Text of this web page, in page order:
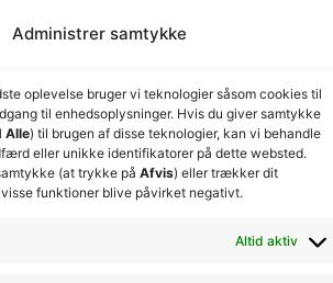
Administrer samtykke
oplevelse bruger vi teknologier såsom cookies til
til enhedsoplysninger. Hvis du giver samtykke
Alle) til brugen af disse teknologier, kan vi behandle
eller unikke identifikatorer på dette websted.
(at trykke på Afvis) eller trækker dit
funktioner blive påvirket negativt.
Altid aktiv
ved at udforske vores supportsider
er i et usikkert område, bedes du
for […]
Next→